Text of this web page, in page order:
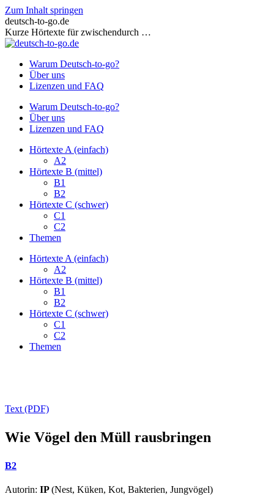
Zum Inhalt springen
deutsch-to-go.de
Kurze Hörtexte für zwischendurch …
Warum Deutsch-to-go?
Über uns
Lizenzen und FAQ
Warum Deutsch-to-go?
Über uns
Lizenzen und FAQ
Hörtexte A (einfach)
A2
Hörtexte B (mittel)
B1
B2
Hörtexte C (schwer)
C1
C2
Themen
Hörtexte A (einfach)
A2
Hörtexte B (mittel)
B1
B2
Hörtexte C (schwer)
C1
C2
Themen
Text (PDF)
Wie Vögel den Müll rausbringen
B2
Autorin: IP(Nest, Küken, Kot, Bakterien, Jungvögel)